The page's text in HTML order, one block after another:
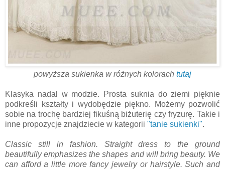
powyższa sukienka w różnych kolorach tutaj
Klasyka nadal w modzie. Prosta suknia do ziemi pięknie
podkreśli kształty i wydobędzie piękno. Możemy pozwolić
sobie na trochę bardziej fikuśną biżuterię czy fryzurę. Takie i
inne propozycje znajdziecie w kategorii "tanie sukienki".
Classic still in fashion. Straight dress to the ground
beautifully emphasizes the shapes and will bring beauty. We
can afford a little more fancy jewelry or hairstyle. Such and